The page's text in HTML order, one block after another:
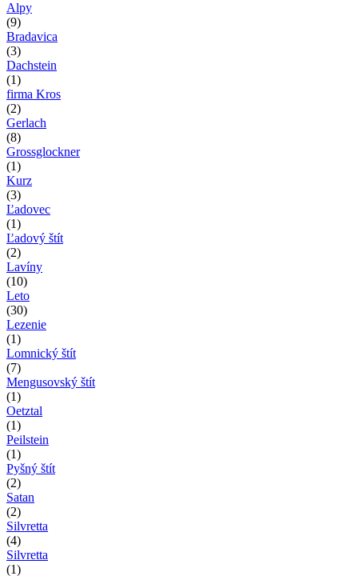
Alpy
(9)
Bradavica
(3)
Dachstein
(1)
firma Kros
(2)
Gerlach
(8)
Grossglockner
(1)
Kurz
(3)
Ľadovec
(1)
Ľadový štít
(2)
Lavíny
(10)
Leto
(30)
Lezenie
(1)
Lomnický štít
(7)
Mengusovský štít
(1)
Oetztal
(1)
Peilstein
(1)
Pyšný štít
(2)
Satan
(2)
Silvretta
(4)
Silvretta
(1)